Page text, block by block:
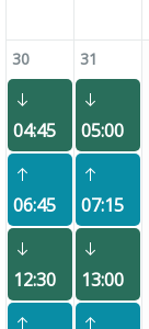
30
04:45
06:45
12:30
31
05:00
07:15
13:00